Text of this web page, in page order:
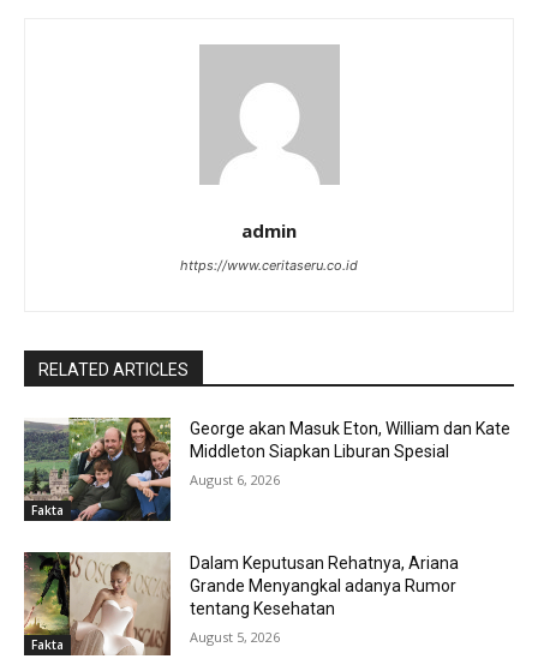
admin
https://www.ceritaseru.co.id
RELATED ARTICLES
Fakta
George akan Masuk Eton, William dan Kate
Middleton Siapkan Liburan Spesial
August 6, 2026
Fakta
Dalam Keputusan Rehatnya, Ariana
Grande Menyangkal adanya Rumor
tentang Kesehatan
August 5, 2026